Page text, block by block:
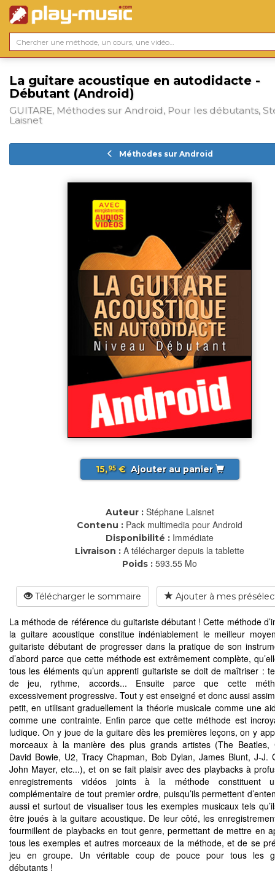
La guitare acoustique en autodidacte -
Débutant (Android)
GUITARE, Méthodes sur Android, Pour les débutants,
Laisnet
Méthodes sur Android
15,95€ Ajouter au panier
Auteur : Stéphane Laisnet
Contenu : Pack multimedia pour Android
Disponibilité : Immédiate
Livraison : A télécharger depuis la tablette
Poids : 593.55 Mo
Télécharger le sommaire Ajouter à mes
La méthode de référence du guitariste débutant ! Cette méthode
la guitare acoustique constitue indéniablement le meilleur
guitariste débutant de progresser dans la pratique de son
d’abord parce que cette méthode est extrêmement complète,
tous les éléments qu’un apprenti guitariste se doit de maîtriser :
de jeu, rythme, accords... Ensuite parce que cette
excessivement progressive. Tout y est enseigné et donc aussi
petit, en utilisant graduellement la théorie musicale comme une
comme une contrainte. Enfin parce que cette méthode est
ludique. On y joue de la guitare dès les premières leçons, on y
morceaux à la manière des plus grands artistes (The Beatles,
David Bowie, U2, Tracy Chapman, Bob Dylan, James Blunt, J-J.
John Mayer, etc...), et on se fait plaisir avec des playbacks à
enregistrements vidéos joints à la méthode constituent
complémentaire de tout premier ordre, puisqu’ils permettent
aussi et surtout de visualiser tous les exemples musicaux tels
être joués à la guitare acoustique. De leur côté, les
fourmillent de playbacks en tout genre, permettant de mettre en
tous les exemples et autres morceaux de la méthode, et de se
jeu en groupe. Un véritable coup de pouce pour tous les
débutants !